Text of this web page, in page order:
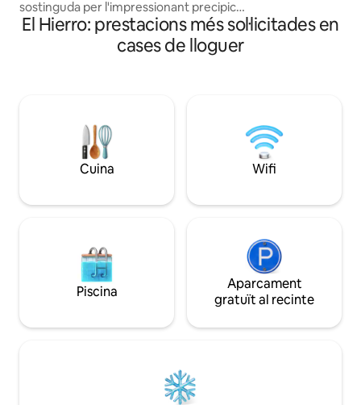
sostinguda per l'impressionant precipici
de la Frontera, per la qual cosa ofereix
unes vistes espectaculars des de
qualsevol racó de la casa. Aquesta
Frontera, per la qual cosa ofereix vistes
espectaculars des de tots els cantons de
també disposa
molt especial. La
condicionat. El
molt a prop.
El Hierro: prestacions més sol·licitades en
cases de lloguer
Cuina Wifi
Piscina
Aparcament
gratuït al recinte